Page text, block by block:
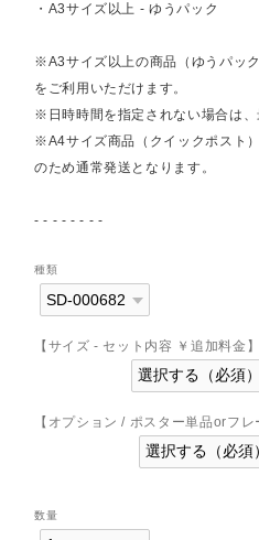
・A3サイズ以上 - ゆうパック
※A3サイズ以上の商品（ゆうパッ
をご利用いただけます。
※日時時間を指定されない場合は、
※A4サイズ商品（クイックポスト
のため通常発送となります。
- - - - - - - -
種類
【サイズ - セット内容 ￥追加料金】
【オプション / ポスター単品orフレ
数量